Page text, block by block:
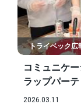
トライベック広
コミュニケ
ラップパー
2026.03.11